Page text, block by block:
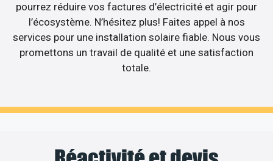
pourrez réduire vos factures d’électricité et agir pour
l’écosystème. N’hésitez plus! Faites appel à nos
services pour une installation solaire fiable. Nous vous
promettons un travail de qualité et une satisfaction
totale.